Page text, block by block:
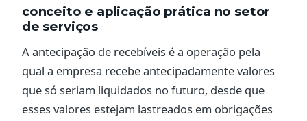
conceito e aplicação prática no setor
de serviços
A antecipação de recebíveis é a operação pela
qual a empresa recebe antecipadamente valores
que só seriam liquidados no futuro, desde que
esses valores estejam lastreados em obrigações